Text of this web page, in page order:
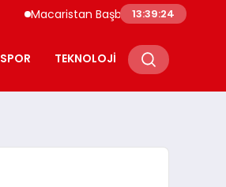
Macaristan Başbakanı Duyurdu Paks
13:39:25
SPOR TEKNOLOJI